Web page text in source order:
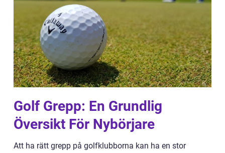
Golf Grepp: En Grundlig
Översikt För Nybörjare
Att ha rätt grepp på golfklubborna kan ha en stor